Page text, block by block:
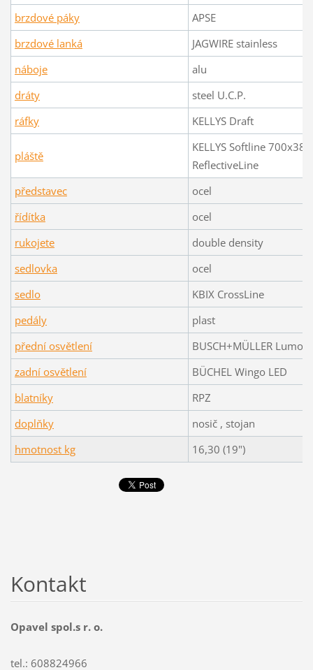
brzdové páky
APSE
brzdové lanká
JAGWIRE stainless
náboje
alu
dráty
steel U.C.P.
ráfky
KELLYS Draft
pláště
KELLYS Softline
ReflectiveLine
představec
ocel
řídítka
ocel
rukojete
double density
sedlovka
ocel
sedlo
KBIX CrossLine
pedály
plast
přední osvětlení
BUSCH+MÜLLER
zadní osvětlení
BÜCHEL Wingo LED
blatníky
RPZ
doplňky
nosič , stojan
hmotnost kg
16,30 (19")
Kontakt
Opavel spol.s r. o.
tel.: 608824966